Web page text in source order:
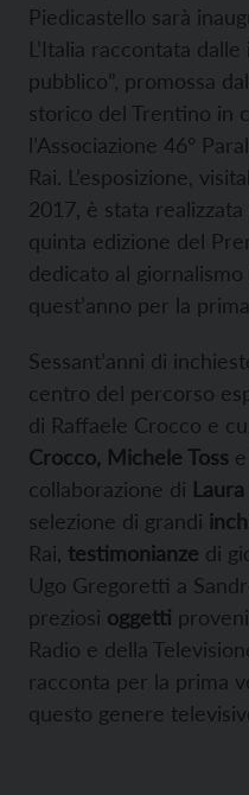
Piedicastello sarà
L’Italia raccontata
pubblico”, promossa
storico del Trentino in
l’Associazione 46°
Rai. L’esposizione,
2017, è stata
quinta edizione del
dedicato al
quest’anno per la
Sessant’anni di
centro del percorso
di Raffaele Crocco e
Crocco, Michele Toss e
collaborazione di
selezione di grandi
Rai, testimonianze di
Ugo Gregoretti a
preziosi oggetti
Radio e della
racconta per la prima
questo genere